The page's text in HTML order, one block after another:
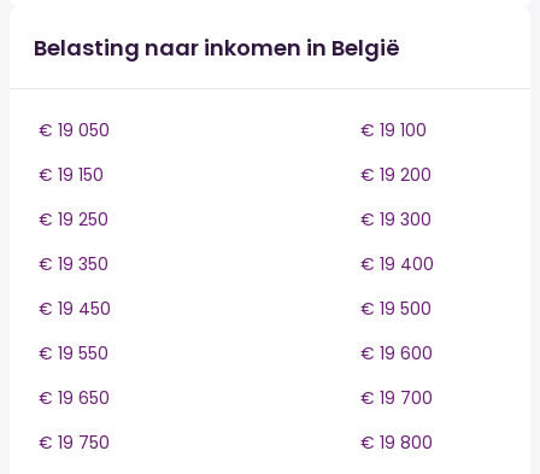
Belasting naar inkomen in België
€ 19 050
€ 19 100
€ 19 150
€ 19 200
€ 19 250
€ 19 300
€ 19 350
€ 19 400
€ 19 450
€ 19 500
€ 19 550
€ 19 600
€ 19 650
€ 19 700
€ 19 750
€ 19 800